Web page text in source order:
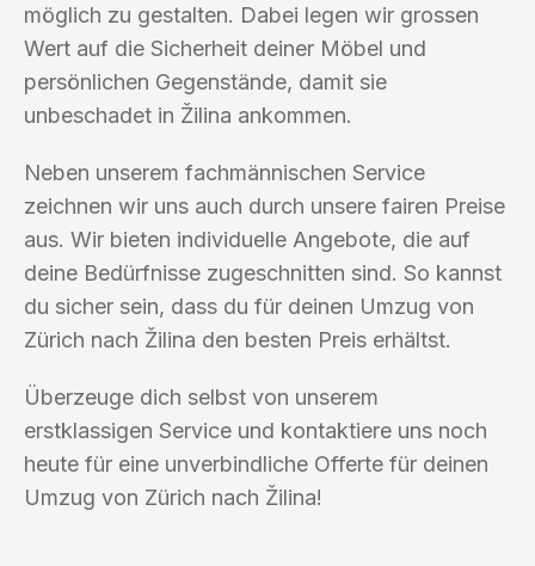
möglich zu gestalten. Dabei legen wir grossen
Wert auf die Sicherheit deiner Möbel und
persönlichen Gegenstände, damit sie
unbeschadet in Žilina ankommen.
Neben unserem fachmännischen Service
zeichnen wir uns auch durch unsere fairen Preise
aus. Wir bieten individuelle Angebote, die auf
deine Bedürfnisse zugeschnitten sind. So kannst
du sicher sein, dass du für deinen Umzug von
Zürich nach Žilina den besten Preis erhältst.
Überzeuge dich selbst von unserem
erstklassigen Service und kontaktiere uns noch
heute für eine unverbindliche Offerte für deinen
Umzug von Zürich nach Žilina!